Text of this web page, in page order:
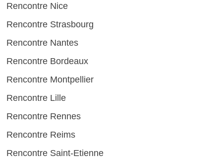
Rencontre Nice
Rencontre Strasbourg
Rencontre Nantes
Rencontre Bordeaux
Rencontre Montpellier
Rencontre Lille
Rencontre Rennes
Rencontre Reims
Rencontre Saint-Etienne